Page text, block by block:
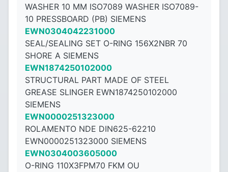
WASHER 10 MM ISO7089 WASHER ISO7089-
10 PRESSBOARD (PB) SIEMENS
EWN0304042231000
SEAL/SEALING SET O-RING 156X2NBR 70
SHORE A SIEMENS
EWN1874250102000
STRUCTURAL PART MADE OF STEEL
GREASE SLINGER EWN1874250102000
SIEMENS
EWN0000251323000
ROLAMENTO NDE DIN625-62210
EWN0000251323000 SIEMENS
EWN0304003605000
O-RING 110X3FPM70 FKM OU